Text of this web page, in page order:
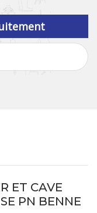
ET CAVE
PN BENNE